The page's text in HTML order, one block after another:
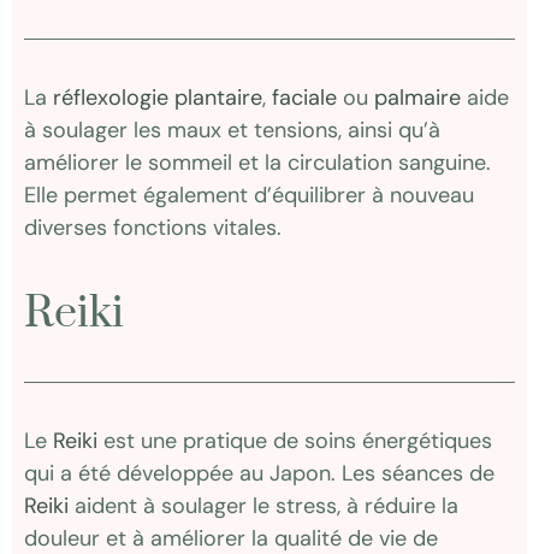
La réflexologie plantaire, faciale ou palmaire aide
à soulager les maux et tensions, ainsi qu’à
améliorer le sommeil et la circulation sanguine.
Elle permet également d’équilibrer à nouveau
diverses fonctions vitales.
Reiki
Le Reiki est une pratique de soins énergétiques
qui a été développée au Japon. Les séances de
Reiki aident à soulager le stress, à réduire la
douleur et à améliorer la qualité de vie de